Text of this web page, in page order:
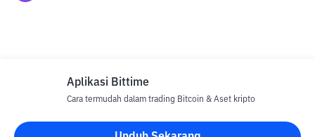
Disclaimer
Aplikasi Bittime
Cara termudah dalam trading Bitcoin & Aset kripto